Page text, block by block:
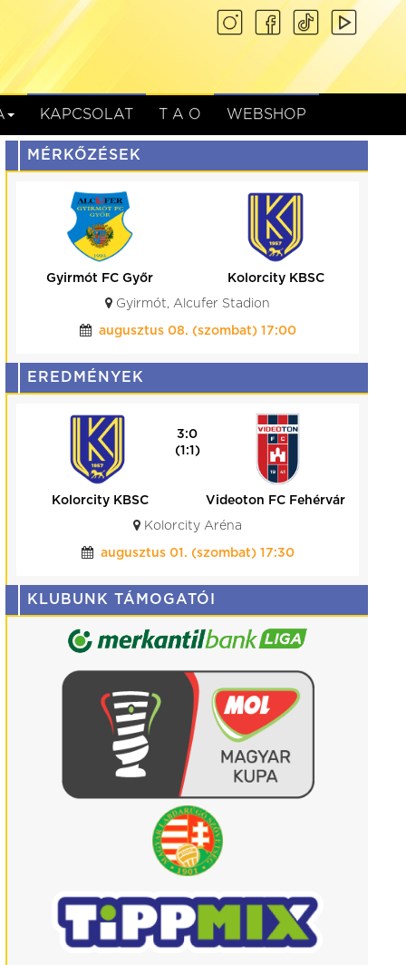
KAPCSOLAT T A O WEBSHOP
MÉRKŐZÉSEK
Gyirmót FC Győr
Kolorcity KBSC
Gyirmót, Alcufer Stadion
augusztus 08. (szombat) 17:00
EREDMÉNYEK
3:0
(1:1)
Kolorcity KBSC
Videoton FC Fehérvár
Kolorcity Aréna
augusztus 01. (szombat) 17:30
KLUBUNK TÁMOGATÓI